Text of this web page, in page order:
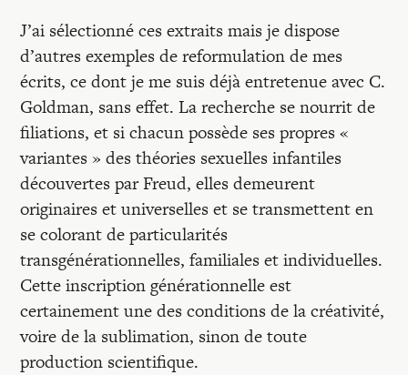
J’ai sélectionné ces extraits mais je dispose
d’autres exemples de reformulation de mes
écrits, ce dont je me suis déjà entretenue avec C.
Goldman, sans effet. La recherche se nourrit de
filiations, et si chacun possède ses propres «
variantes » des théories sexuelles infantiles
découvertes par Freud, elles demeurent
originaires et universelles et se transmettent en
se colorant de particularités
transgénérationnelles, familiales et individuelles.
Cette inscription générationnelle est
certainement une des conditions de la créativité,
voire de la sublimation, sinon de toute
production scientifique.